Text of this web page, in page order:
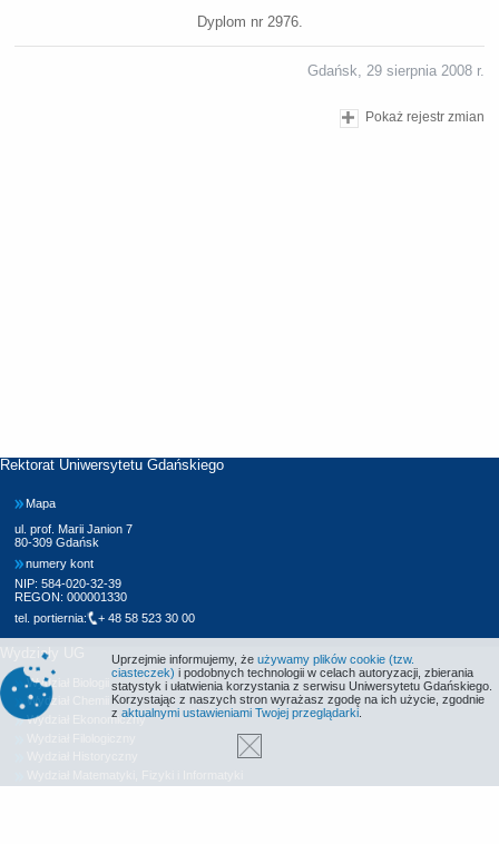
Dyplom nr 2976.
Gdańsk, 29 sierpnia 2008 r.
Pokaż rejestr zmian
Rektorat Uniwersytetu Gdańskiego
Mapa
ul. prof. Marii Janion 7
80-309 Gdańsk
numery kont
NIP: 584-020-32-39
REGON: 000001330
tel. portiernia:
+ 48 58 523 30 00
Wydziały UG
Wydział Biologii
Wydział Chemii
Wydział Ekonomiczny
Uprzejmie informujemy, że używamy plików cookie (tzw.
ciasteczek) i podobnych technologii w celach autoryzacji, zbierania
statystyk i ułatwienia korzystania z serwisu Uniwersytetu Gdańskiego.
Korzystając z naszych stron wyrażasz zgodę na ich użycie, zgodnie
z aktualnymi ustawieniami Twojej przeglądarki